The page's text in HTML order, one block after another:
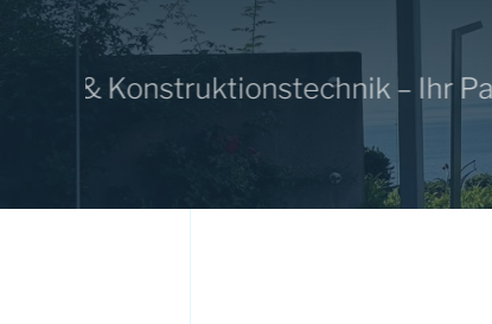
& Konstruktionstechnik – Ihr